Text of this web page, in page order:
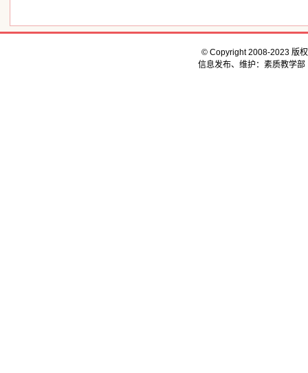
© Copyright 2008-2023 版
信息发布、维护：素质教